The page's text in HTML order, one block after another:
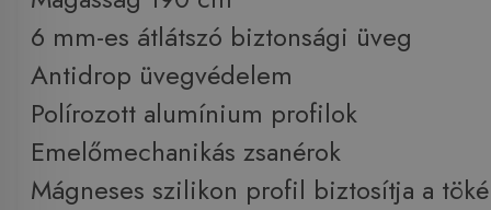
6 mm-es átlátszó biztonsági üveg
Antidrop üvegvédelem
Polírozott alumínium profilok
Emelőmechanikás zsanérok
Mágneses szilikon profil biztosítja a